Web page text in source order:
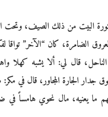
البيت من ذلك الصيف، وتحت
الضامرة، كان “الآخر” تواقا
الناحل، قال لي: ألا يشبه كهلا
فوق جدار الجارة المجاور، قال في
ما يعنيه، مال نحوي هامساً